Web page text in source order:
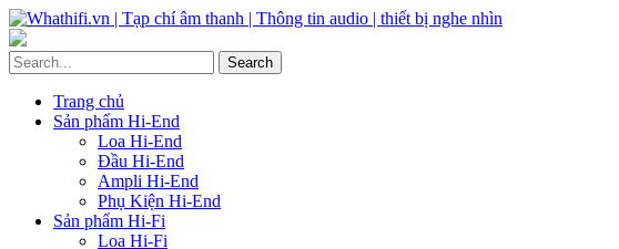
Trang chủ
Sản phẩm Hi-End
Loa Hi-End
Đầu Hi-End
Ampli Hi-End
Phụ Kiện Hi-End
Sản phẩm Hi-Fi
Loa Hi-Fi